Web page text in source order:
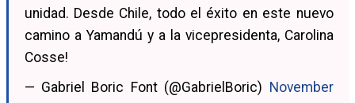
unidad. Desde Chile, todo el éxito en este nuevo
camino a Yamandú y a la vicepresidenta, Carolina
Cosse!
— Gabriel Boric Font (@GabrielBoric) November